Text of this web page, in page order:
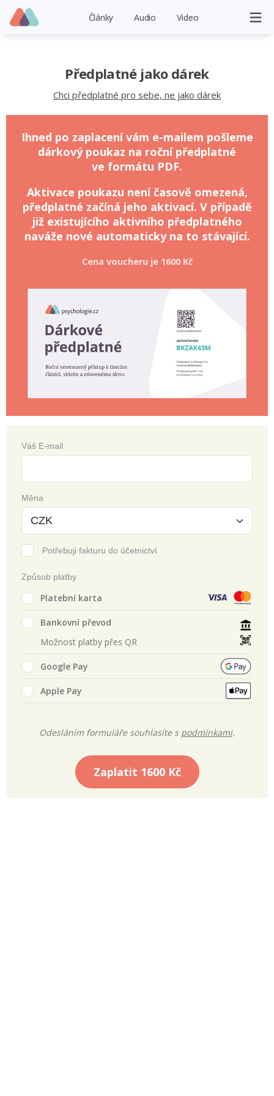
Články Audio Video
Předplatné jako dárek
Chci předplatné pro sebe, ne jako dárek
Ihned po zaplacení vám e-mailem pošleme
dárkový poukaz na roční předplatné
ve formátu PDF.
Aktivace poukazu není časově omezená,
předplatné začíná jeho aktivací. V případě
již existujícího aktivního předplatného
naváže nové automaticky na to stávající.
Cena voucheru je 1600 Kč
Váš E-mail
Měna
Potřebuji fakturu do účetnictví
Způsob platby
Platební karta
Bankovní převod
Možnost platby přes QR
Google Pay
Apple Pay
Odesláním formuláře souhlasíte s podmínkami.
Zaplatit 1600 Kč